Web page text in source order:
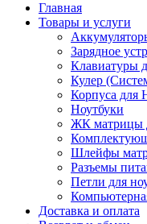
Главная
Товары и услуги
Зарядное
Клавиатуры
Кулер
Корпуса для
Ноутбуки
ЖК матрицы
Шлейфы
Разъемы
Петли для
Доставка и оплата